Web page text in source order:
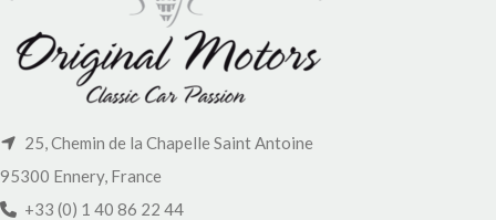
25, Chemin de la Chapelle Saint Antoine
95300 Ennery, France
+33 (0) 1 40 86 22 44